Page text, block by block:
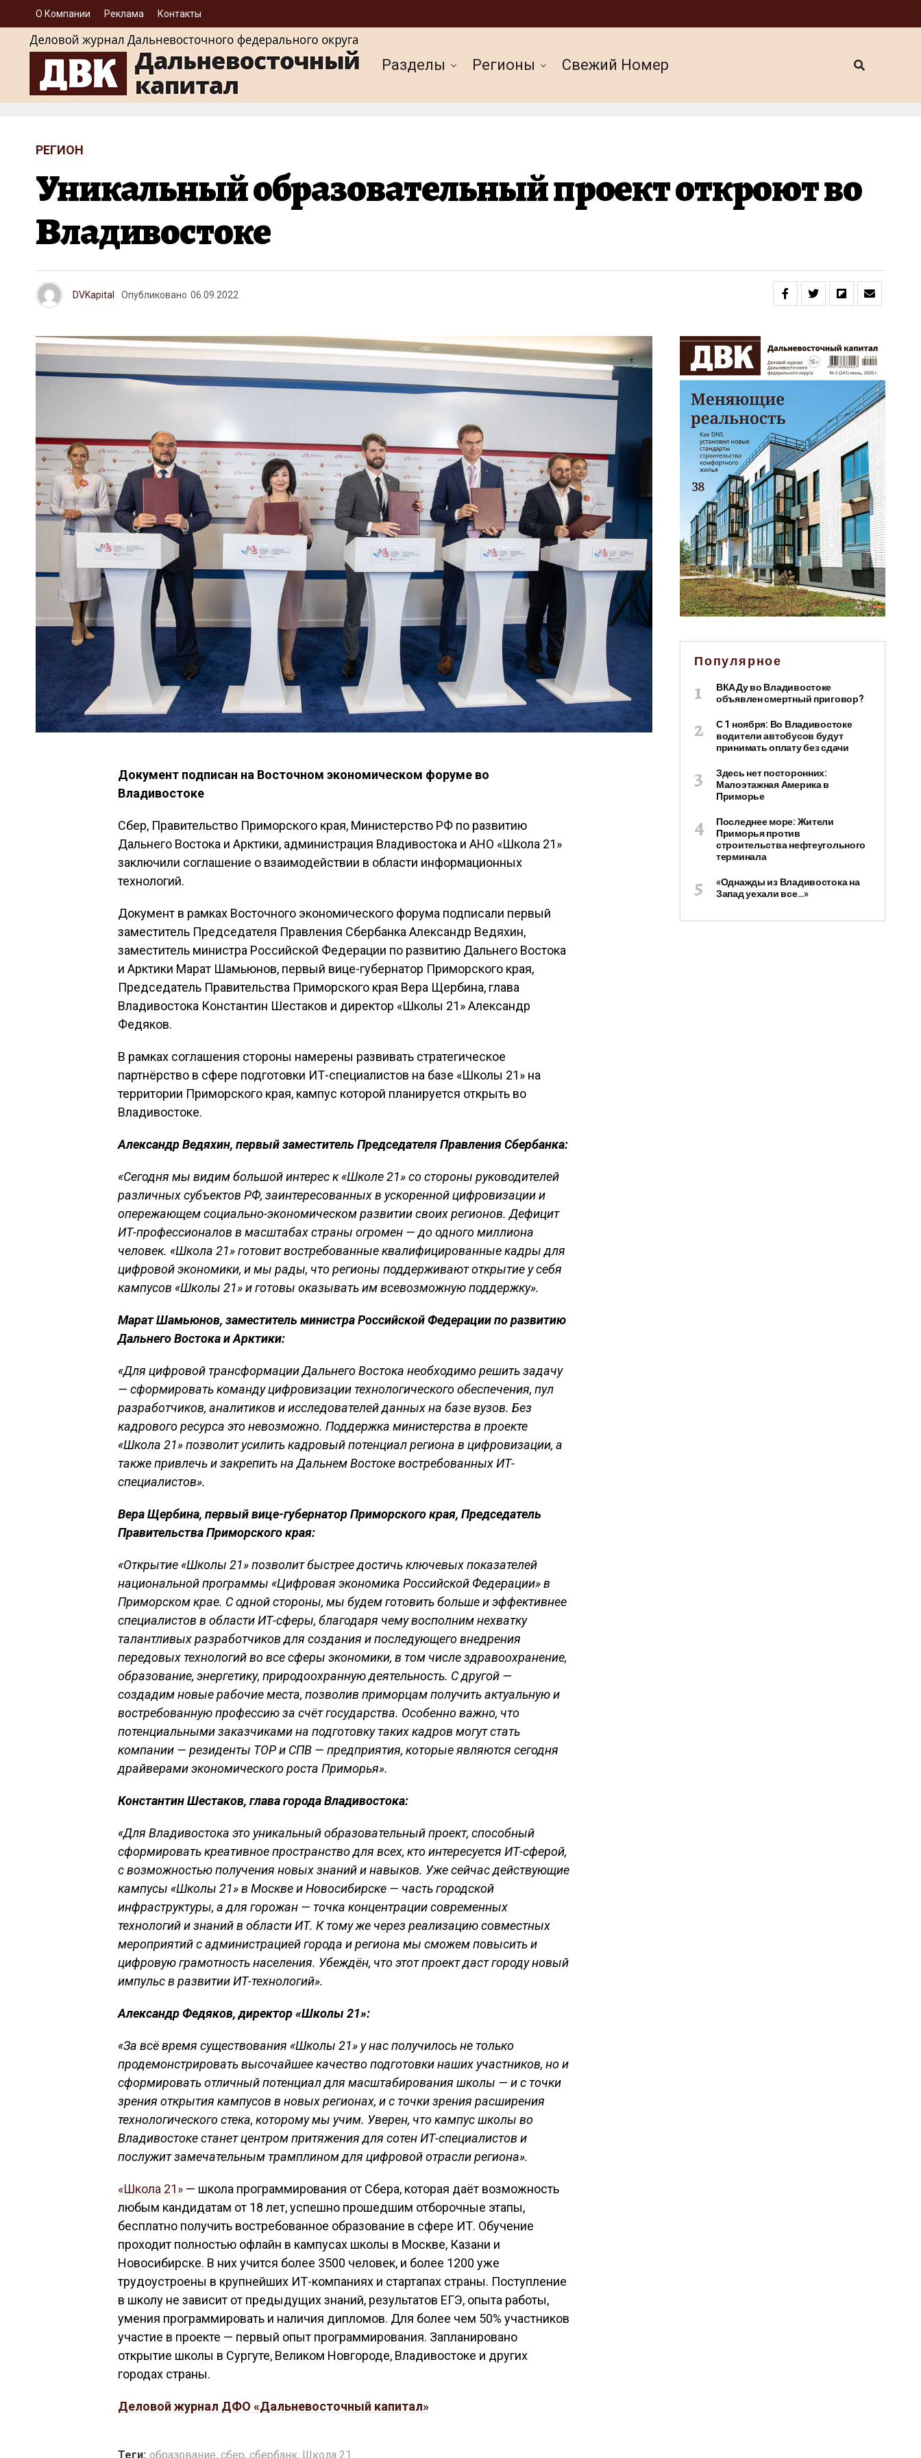
О Компании Реклама Контакты
Разделы Регионы Cвежий Номер
РЕГИОН
Уникальный образовательный проект откроют во
Владивостоке
DVKapital Опубликовано 06.09.2022
Документ подписан на Восточном экономическом форуме во
Владивостоке
Сбер, Правительство Приморского края, Министерство РФ по развитию
Дальнего Востока и Арктики, администрация Владивостока и АНО «Школа 21»
заключили соглашение о взаимодействии в области информационных
технологий.
Документ в рамках Восточного экономического форума подписали первый
заместитель Председателя Правления Сбербанка Александр Ведяхин,
заместитель министра Российской Федерации по развитию Дальнего Востока
и Арктики Марат Шамьюнов, первый вице-губернатор Приморского края,
Председатель Правительства Приморского края Вера Щербина, глава
Владивостока Константин Шестаков и директор «Школы 21» Александр
Федяков.
В рамках соглашения стороны намерены развивать стратегическое
партнёрство в сфере подготовки ИТ-специалистов на базе «Школы 21» на
территории Приморского края, кампус которой планируется открыть во
Владивостоке.
Александр Ведяхин, первый заместитель Председателя Правления Сбербанка:
«Сегодня мы видим большой интерес к «Школе 21» со стороны руководителей
различных субъектов РФ, заинтересованных в ускоренной цифровизации и
опережающем социально-экономическом развитии своих регионов. Дефицит
ИТ-профессионалов в масштабах страны огромен — до одного миллиона
человек. «Школа 21» готовит востребованные квалифицированные кадры для
цифровой экономики, и мы рады, что регионы поддерживают открытие у себя
кампусов «Школы 21» и готовы оказывать им всевозможную поддержку».
Марат Шамьюнов, заместитель министра Российской Федерации по развитию
Дальнего Востока и Арктики:
«Для цифровой трансформации Дальнего Востока необходимо решить задачу
— сформировать команду цифровизации технологического обеспечения, пул
разработчиков, аналитиков и исследователей данных на базе вузов. Без
кадрового ресурса это невозможно. Поддержка министерства в проекте
«Школа 21» позволит усилить кадровый потенциал региона в цифровизации, а
также привлечь и закрепить на Дальнем Востоке востребованных ИТ-
специалистов».
Вера Щербина, первый вице-губернатор Приморского края, Председатель
Правительства Приморского края:
«Открытие «Школы 21» позволит быстрее достичь ключевых показателей
национальной программы «Цифровая экономика Российской Федерации» в
Приморском крае. С одной стороны, мы будем готовить больше и эффективнее
специалистов в области ИТ-сферы, благодаря чему восполним нехватку
талантливых разработчиков для создания и последующего внедрения
передовых технологий во все сферы экономики, в том числе здравоохранение,
образование, энергетику, природоохранную деятельность. С другой —
создадим новые рабочие места, позволив приморцам получить актуальную и
востребованную профессию за счёт государства. Особенно важно, что
потенциальными заказчиками на подготовку таких кадров могут стать
компании — резиденты ТОР и СПВ — предприятия, которые являются сегодня
драйверами экономического роста Приморья».
Константин Шестаков, глава города Владивостока:
«Для Владивостока это уникальный образовательный проект, способный
сформировать креативное пространство для всех, кто интересуется ИТ-сферой,
с возможностью получения новых знаний и навыков. Уже сейчас действующие
кампусы «Школы 21» в Москве и Новосибирске — часть городской
инфраструктуры, а для горожан — точка концентрации современных
технологий и знаний в области ИТ. К тому же через реализацию совместных
мероприятий с администрацией города и региона мы сможем повысить и
цифровую грамотность населения. Убеждён, что этот проект даст городу новый
импульс в развитии ИТ-технологий».
Александр Федяков, директор «Школы 21»:
«За всё время существования «Школы 21» у нас получилось не только
продемонстрировать высочайшее качество подготовки наших участников, но и
сформировать отличный потенциал для масштабирования школы — и с точки
зрения открытия кампусов в новых регионах, и с точки зрения расширения
технологического стека, которому мы учим. Уверен, что кампус школы во
Владивостоке станет центром притяжения для сотен ИТ-специалистов и
послужит замечательным трамплином для цифровой отрасли региона».
«Школа 21» — школа программирования от Сбера, которая даёт возможность
любым кандидатам от 18 лет, успешно прошедшим отборочные этапы,
бесплатно получить востребованное образование в сфере ИТ. Обучение
проходит полностью офлайн в кампусах школы в Москве, Казани и
Новосибирске. В них учится более 3500 человек, и более 1200 уже
трудоустроены в крупнейших ИТ-компаниях и стартапах страны. Поступление
в школу не зависит от предыдущих знаний, результатов ЕГЭ, опыта работы,
умения программировать и наличия дипломов. Для более чем 50% участников
участие в проекте — первый опыт программирования. Запланировано
открытие школы в Сургуте, Великом Новгороде, Владивостоке и других
городах страны.
Деловой журнал ДФО «Дальневосточный капитал»
Теги: образование, сбер, сбербанк, Школа 21
Популярное
ВКАДу во Владивостоке
объявлен смертный приговор?
С 1 ноября: Во Владивостоке
водители автобусов будут
принимать оплату без сдачи
Здесь нет посторонних:
Малоэтажная Америка в
Приморье
Последнее море: Жители
Приморья против
строительства нефтеугольного
терминала
«Однажды из Владивостока на
Запад уехали все…»